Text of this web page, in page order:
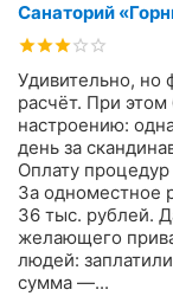
Санаторий
Удивительно, но
расчёт. При
настроению:
день за
Оплату
За одноместное
36 тыс. рублей.
желающего
людей:
сумма —...